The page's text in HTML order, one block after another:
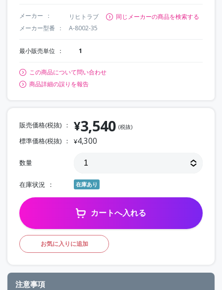
メーカー リヒトラブ
同じメーカーの商品を検索する
メーカー型番
A-8002-35
最小販売単位 1
この商品について問い合わせ
商品詳細の誤りを報告
販売価格(税抜) ¥3,540 (税抜)
標準価格(税抜) ¥4,300
数量
在庫状況 在庫あり
カートへ入れる
お気に入りに追加
注意事項